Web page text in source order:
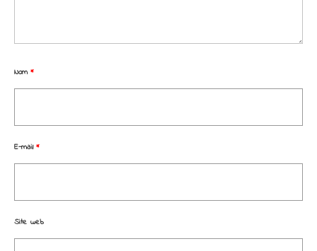
Nom *
E-mail*
Site web